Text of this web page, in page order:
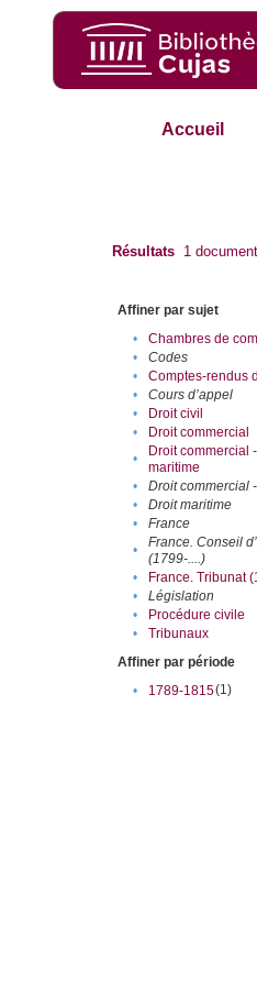
Accueil
Résultats 1 document
Affiner par sujet
•
Chambres de
•
Codes
•
Comptes-rendus
•
Cours d’appel
•
Droit civil
•
Droit commercial
•
Droit commercial
maritime
• Droit commercial
•
Droit maritime
•
France
•
France. Conseil
(1799-....)
• France. Tribunat
•
Législation
•
Procédure civile
•
Tribunaux
Affiner par période
•
1789-1815(1)